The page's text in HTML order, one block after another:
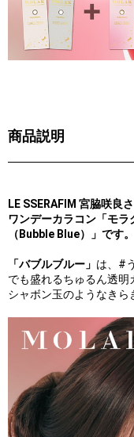
商品説明
LE SSERAFIM 宮脇咲良
ワンデーカラコン「モ
（Bubble Blue）」です。
「バブルブルー」 は、#
でも盛れるちゅるん透明
シャボン玉のようなきら